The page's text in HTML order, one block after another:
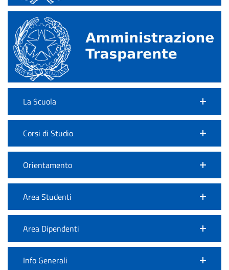
La Scuola
Corsi di Studio
Orientamento
Area Studenti
Area Dipendenti
Info Generali